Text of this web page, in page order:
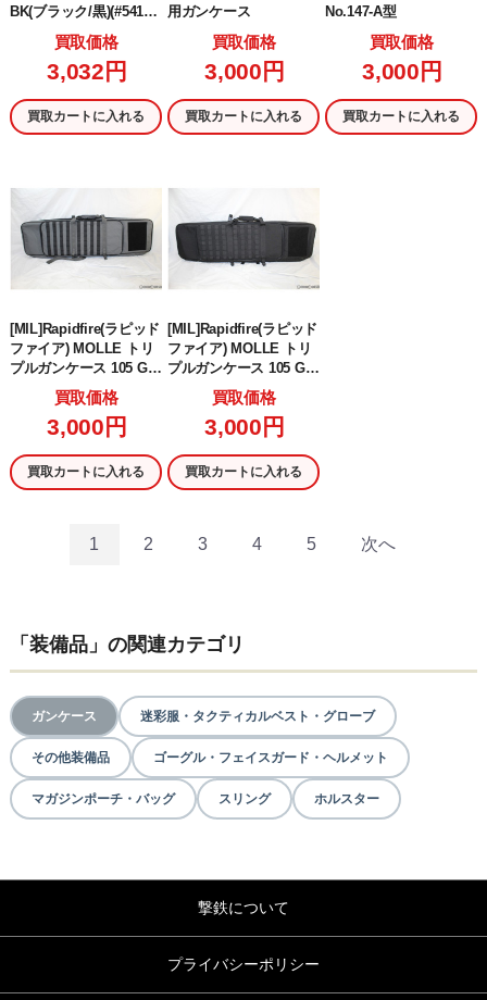
BK(ブラック/黒)(#5416U
買取価格
3,032円
買取カートに入れる
用ガンケース
買取価格
3,000円
買取カートに入れる
No.147-A型
買取価格
3,000円
買取カートに入れる
[MIL]Rapidfire(ラピッド
ファイア) MOLLE トリ
プルガンケース 105 GE
N2 GRAY(グレー)
買取価格
3,000円
買取カートに入れる
[MIL]Rapidfire(ラピッド
ファイア) MOLLE トリ
プルガンケース 105 GE
N2 BK(ブラック/黒)
買取価格
3,000円
買取カートに入れる
1 2 3 4 5 次へ
「装備品」の関連カテゴリ
ガンケース 迷彩服・タクティカルベスト・グローブ
その他装備品 ゴーグル・フェイスガード・ヘルメット
マガジンポーチ・バッグ スリング ホルスター
撃鉄について
プライバシーポリシー